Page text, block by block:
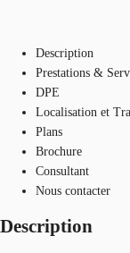
Description
Prestations &
DPE
Localisation et
Plans
Brochure
Consultant
Nous contacter
Description